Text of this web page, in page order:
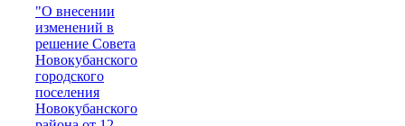
"О внесении
изменений в
решение Совета
Новокубанского
городского
поселения
Новокубанского